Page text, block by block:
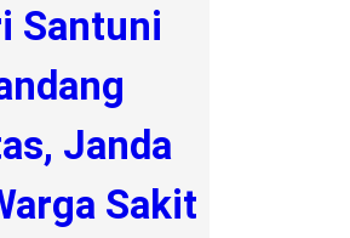
Santuni
Janda
Sakit